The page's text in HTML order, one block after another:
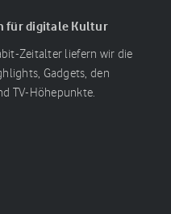
für digitale Kultur
Zeitalter liefern wir die
Gadgets, den
TV-Höhepunkte.